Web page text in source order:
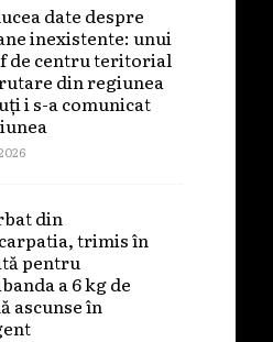
date despre
inexistente: unui
de centru teritorial
din regiunea
i s-a comunicat
din
trimis în
pentru
a 6 kg de
ascunse în